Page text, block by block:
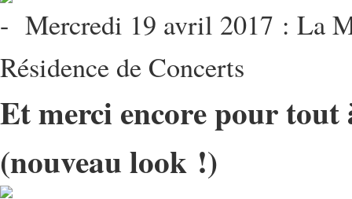
Mercredi 19 avril 2017 : La
Résidence de Concerts
Et merci encore pour tout
(nouveau look !)